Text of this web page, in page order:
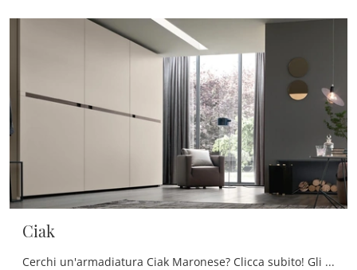
Ciak
Cerchi un'armadiatura Ciak Maronese? Clicca subito! Gli armadi a muro con ante scorrevoli ti aspettano.